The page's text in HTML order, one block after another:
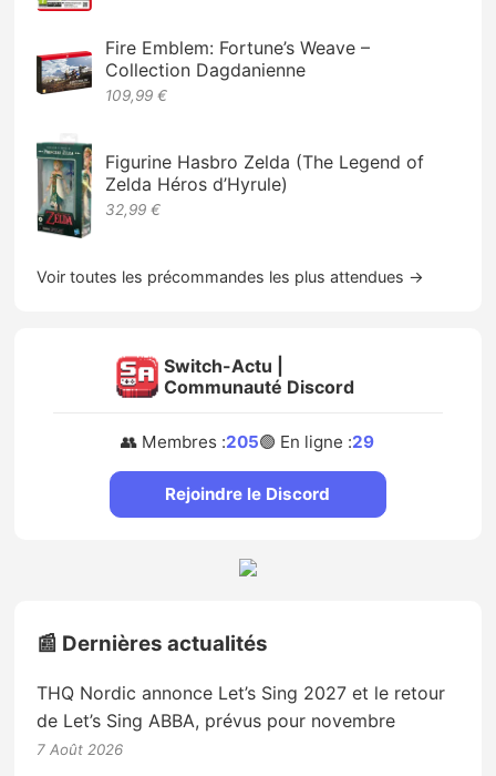
Fire Emblem: Fortune’s Weave –
Collection Dagdanienne
109,99 €
Figurine Hasbro Zelda (The Legend of
Zelda Héros d’Hyrule)
32,99 €
Voir toutes les précommandes les plus attendues →
Switch-Actu |
Communauté Discord
👥 Membres :205🟢 En ligne :29
Rejoindre le Discord
📰 Dernières actualités
THQ Nordic annonce Let’s Sing 2027 et le retour
de Let’s Sing ABBA, prévus pour novembre
7 Août 2026